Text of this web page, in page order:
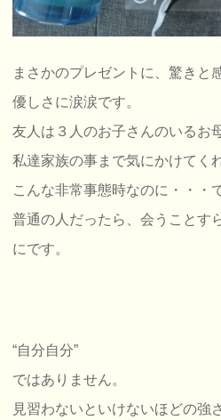
まさかのプレゼントに、驚きと
優しさに涙涙です。
友人は３人のお子さんのいるお
私達家族の事まで気にかけてく
こんな非常事態時なのに・・・
普通の人だったら、会うことす
にです。
“自分自分”
ではありません。
見習わないといけないほどの強